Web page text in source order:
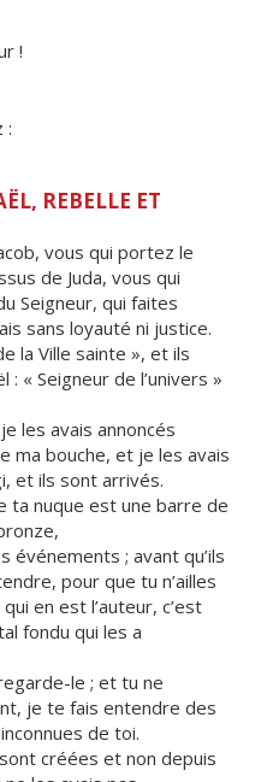
!
:
REBELLE ET
vous qui portez le
de Juda, vous qui
Seigneur, qui faites
sans loyauté ni justice.
la Ville sainte », et ils
: « Seigneur de l’univers »
les avais annoncés
ma bouche, et je les avais
et ils sont arrivés.
ta nuque est une barre de
événements ; avant qu’ils
pour que tu n’ailles
en est l’auteur, c’est
fondu qui les a
le ; et tu ne
je te fais entendre des
de toi.
créées et non depuis